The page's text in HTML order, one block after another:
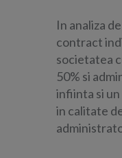
In analiza
contract
societatea
50% si
infiinta si
in calitate